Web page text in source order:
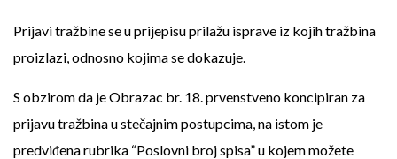
Prijavi tražbine se u prijepisu prilažu isprave iz kojih tražbina
proizlazi, odnosno kojima se dokazuje.
S obzirom da je Obrazac br. 18. prvenstveno koncipiran za
prijavu tražbina u stečajnim postupcima, na istom je
predviđena rubrika “Poslovni broj spisa” u kojem možete